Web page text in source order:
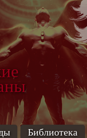
Библиотека